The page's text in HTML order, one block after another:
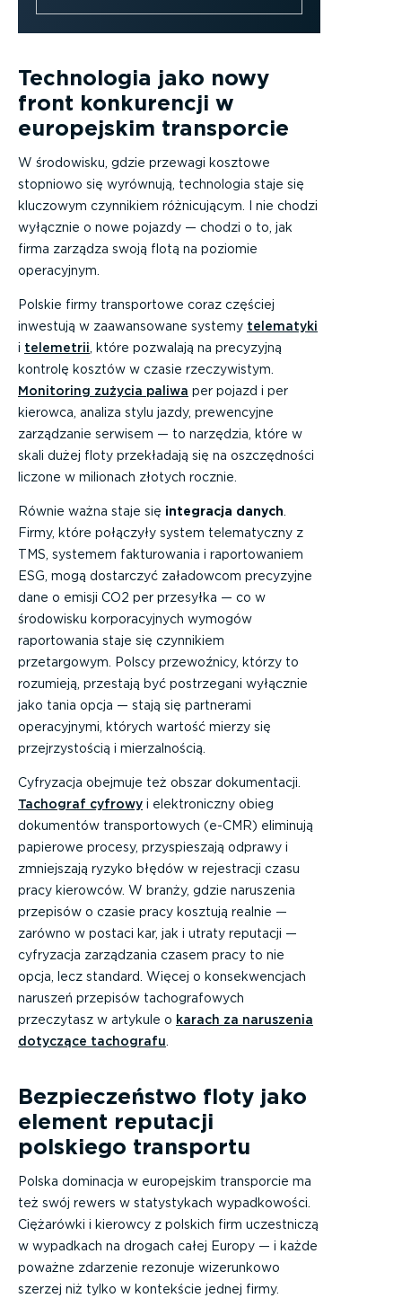
Technologia jako nowy
front konkurencji w
europejskim transporcie
W środowisku, gdzie przewagi kosztowe
stopniowo się wyrównują, technologia staje się
kluczowym czynnikiem różnicującym. I nie chodzi
wyłącznie o nowe pojazdy — chodzi o to, jak
firma zarządza swoją flotą na poziomie
operacyjnym.
Polskie firmy transportowe coraz częściej
inwestują w zaawansowane systemy telematyki
i telemetrii , które pozwalają na precyzyjną
kontrolę kosztów w czasie rzeczywistym.
Monitoring zużycia paliwa per pojazd i per
kierowca, analiza stylu jazdy, prewencyjne
zarządzanie serwisem — to narzędzia, które w
skali dużej floty przekładają się na oszczędności
liczone w milionach złotych rocznie.
Równie ważna staje się integracja danych
Firmy, które połączyły system telematyczny z
TMS, systemem fakturowania i raportowaniem
ESG, mogą dostarczyć załadowcom precyzyjne
dane o emisji CO2 per przesyłka — co w
środowisku korporacyjnych wymogów
raportowania staje się czynnikiem
przetargowym. Polscy przewoźnicy, którzy to
rozumieją, przestają być postrzegani wyłącznie
jako tania opcja — stają się partnerami
operacyjnymi, których wartość mierzy się
przejrzystością i mierzalnością.
Cyfryzacja obejmuje też obszar dokumentacji.
Tachograf cyfrowy i elektroniczny obieg
dokumentów transportowych (e-CMR) eliminują
papierowe procesy, przyspieszają odprawy i
zmniejszają ryzyko błędów w rejestracji czasu
pracy kierowców. W branży, gdzie naruszenia
przepisów o czasie pracy kosztują realnie —
zarówno w postaci kar, jak i utraty reputacji —
cyfryzacja zarządzania czasem pracy to nie
opcja, lecz standard. Więcej o konsekwencjach
naruszeń przepisów tachografowych
przeczytasz w artykule o karach za naruszenia
dotyczące tachografu
Bezpieczeństwo floty jako
element reputacji
polskiego transportu
Polska dominacja w europejskim transporcie ma
też swój rewers w statystykach wypadkowości.
Ciężarówki i kierowcy z polskich firm uczestniczą
w wypadkach na drogach całej Europy — i każde
poważne zdarzenie rezonuje wizerunkowo
szerzej niż tylko w kontekście jednej firmy.